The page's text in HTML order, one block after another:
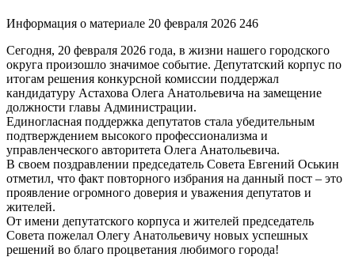
Информация о материале 20 февраля 2026 246
Сегодня, 20 февраля 2026 года, в жизни нашего городского
округа произошло значимое событие. Депутатский корпус по
итогам решения конкурсной комиссии поддержал
кандидатуру Астахова Олега Анатольевича на замещение
должности главы Администрации.
Единогласная поддержка депутатов стала убедительным
подтверждением высокого профессионализма и
управленческого авторитета Олега Анатольевича.
В своем поздравлении председатель Совета Евгений Оськин
отметил, что факт повторного избрания на данный пост – это
проявление огромного доверия и уважения депутатов и
жителей.
От имени депутатского корпуса и жителей председатель
Совета пожелал Олегу Анатольевичу новых успешных
решений во благо процветания любимого города!